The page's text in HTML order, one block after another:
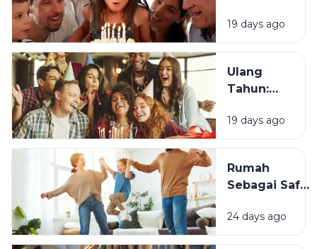
Tradisi
Saat Ulang
19 days ago
Ulang
Tahun:
Momen
Bertambah
Terasa
Istimewa?
19 days ago
Rumah
Sebagai Safe
Mengapa
Lingkungan
24 days ago